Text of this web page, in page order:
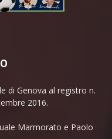
di Genova al registro n.
2016.
Marmorato e Paolo